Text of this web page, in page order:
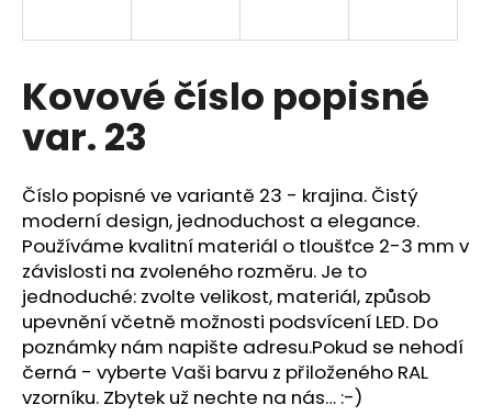
Kovové číslo popisné
var. 23
Číslo popisné ve variantě 23 - krajina. Čistý
moderní design, jednoduchost a elegance.
Používáme kvalitní materiál o tloušťce 2-3 mm v
závislosti na zvoleného rozměru. Je to
jednoduché: zvolte velikost, materiál, způsob
upevnění včetně možnosti podsvícení LED. Do
poznámky nám napište adresu.Pokud se nehodí
černá - vyberte Vaši barvu z přiloženého RAL
vzorníku. Zbytek už nechte na nás… :-)
í
t
?
HLEDAT
D
o
p